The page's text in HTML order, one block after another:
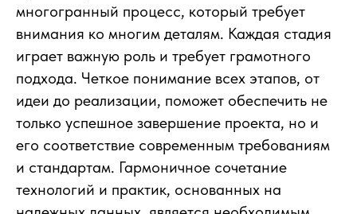
многогранный процесс, который требует
внимания ко многим деталям. Каждая стадия
играет важную роль и требует грамотного
подхода. Четкое понимание всех этапов, от
идеи до реализации, поможет обеспечить не
только успешное завершение проекта, но и
его соответствие современным требованиям
и стандартам. Гармоничное сочетание
технологий и практик, основанных на